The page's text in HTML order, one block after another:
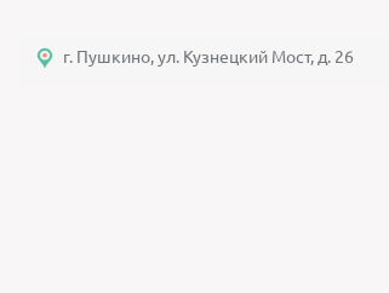
г. Пушкино, ул. Кузнецкий Мост, д. 26